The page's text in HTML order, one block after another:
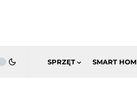
SPRZĘT SMART